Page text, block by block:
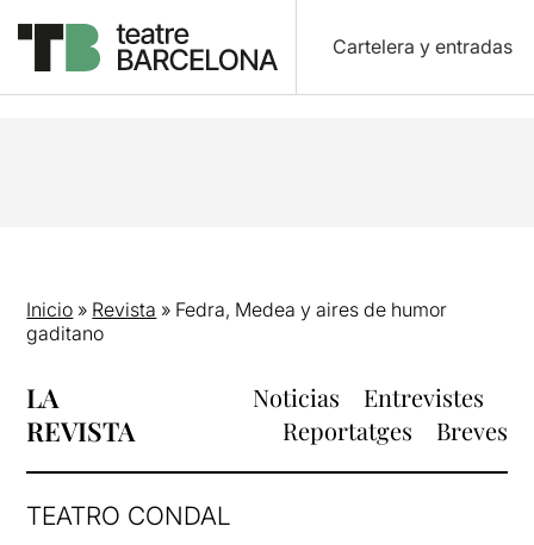
Cartelera y entradas
Inicio » Revista » Fedra, Medea y aires de humor
gaditano
LA
REVISTA
Noticias
Entrevistes
Reportatges
Breves
TEATRO CONDAL